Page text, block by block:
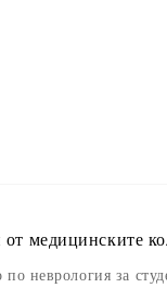
от медицинските
неврология за